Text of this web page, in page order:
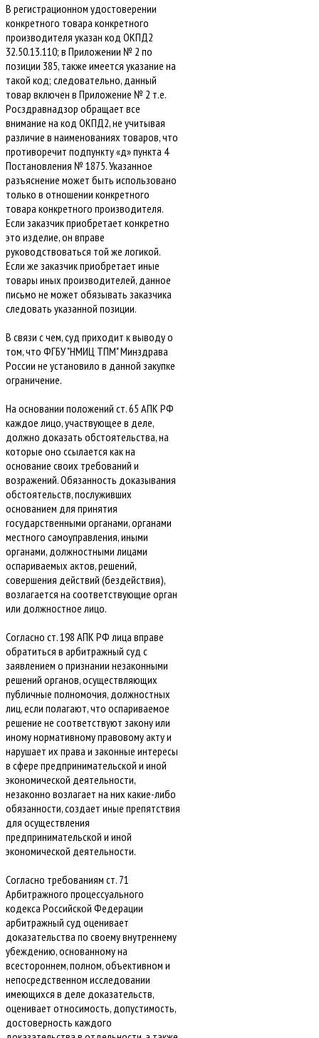
В регистрационном удостоверении
конкретного товара конкретного
производителя указан код ОКПД2
32.50.13.110; в Приложении № 2 по
позиции 385, также имеется указание на
такой код; следовательно, данный
товар включен в Приложение № 2 т.е.
Росздравнадзор обращает все
внимание на код ОКПД2, не учитывая
различие в наименованиях товаров, что
противоречит подпункту «д» пункта 4
Постановления № 1875. Указанное
разъяснение может быть использовано
только в отношении конкретного
товара конкретного производителя.
Если заказчик приобретает конкретно
это изделие, он вправе
руководствоваться той же логикой.
Если же заказчик приобретает иные
товары иных производителей, данное
письмо не может обязывать заказчика
следовать указанной позиции.
В связи с чем, суд приходит к выводу о
том, что ФГБУ "НМИЦ ТПМ" Минздрава
России не установило в данной закупке
ограничение.
На основании положений ст. 65 АПК РФ
каждое лицо, участвующее в деле,
должно доказать обстоятельства, на
которые оно ссылается как на
основание своих требований и
возражений. Обязанность доказывания
обстоятельств, послуживших
основанием для принятия
государственными органами, органами
местного самоуправления, иными
органами, должностными лицами
оспариваемых актов, решений,
совершения действий (бездействия),
возлагается на соответствующие орган
или должностное лицо.
Согласно ст. 198 АПК РФ лица вправе
обратиться в арбитражный суд с
заявлением о признании незаконными
решений органов, осуществляющих
публичные полномочия, должностных
лиц, если полагают, что оспариваемое
решение не соответствуют закону или
иному нормативному правовому акту и
нарушает их права и законные интересы
в сфере предпринимательской и иной
экономической деятельности,
незаконно возлагает на них какие-либо
обязанности, создает иные препятствия
для осуществления
предпринимательской и иной
экономической деятельности.
Согласно требованиям ст. 71
Арбитражного процессуального
кодекса Российской Федерации
арбитражный суд оценивает
доказательства по своему внутреннему
убеждению, основанному на
всестороннем, полном, объективном и
непосредственном исследовании
имеющихся в деле доказательств,
оценивает относимость, допустимость,
достоверность каждого